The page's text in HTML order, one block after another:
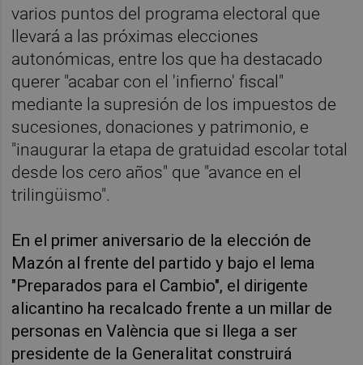
varios puntos del programa electoral que
llevará a las próximas elecciones
autonómicas, entre los que ha destacado
querer "acabar con el 'infierno' fiscal"
mediante la supresión de los impuestos de
sucesiones, donaciones y patrimonio, e
"inaugurar la etapa de gratuidad escolar total
desde los cero años" que "avance en el
trilingüismo".
En el primer aniversario de la elección de
Mazón al frente del partido y bajo el lema
"Preparados para el Cambio", el dirigente
alicantino ha recalcado frente a un millar de
personas en València que si llega a ser
presidente de la Generalitat construirá